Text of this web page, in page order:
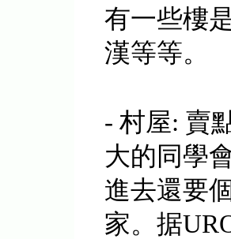
有一些樓
漢等等。
- 村屋: 賣
大的同學
進去還要
家。据